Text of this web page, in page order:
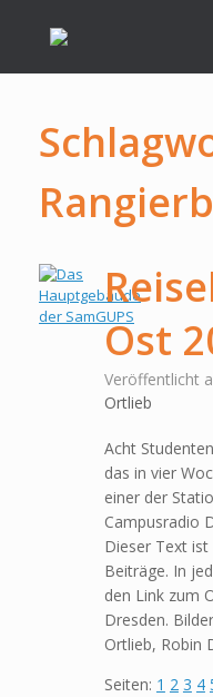
springen
Ost
Veröffentlicht
Ortlieb
Acht
das in vier
einer der
Campusradio
Dieser Text
Beiträge. In
den Link zum
Dresden.
Ortlieb, Robin
Seiten: 1 2 3 4